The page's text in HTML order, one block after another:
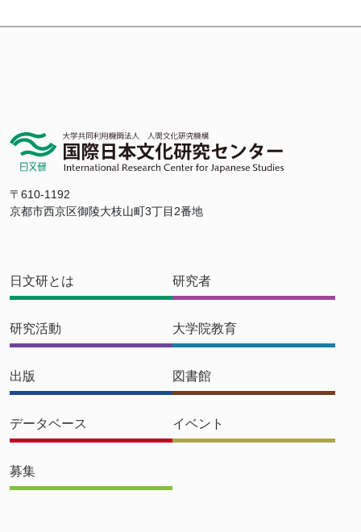
〒610-1192
京都市西京区御陵大枝山町3丁目2番地
日文研とは 研究者
研究活動 大学院教育
出版 図書館
データベース イベント
募集